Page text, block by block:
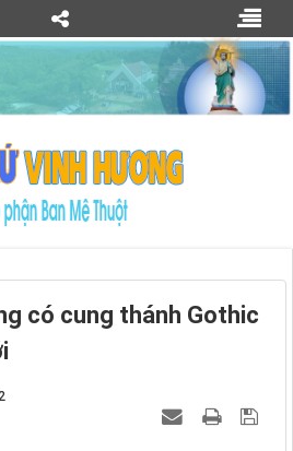
có cung thánh Gothic